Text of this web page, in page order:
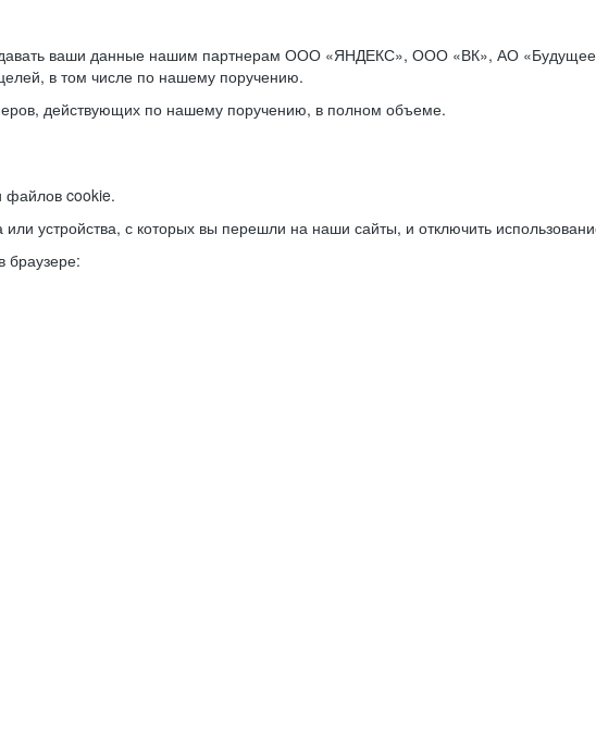
ваши данные нашим партнерам ООО «ЯНДЕКС», ООО «ВК», АО
в том числе по нашему поручению.
действующих по нашему поручению, в полном объеме.
файлов cookie.
или устройства, с которых вы перешли на наши сайты, и отключить
браузере: